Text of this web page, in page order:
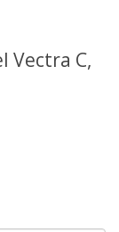
Vectra C,